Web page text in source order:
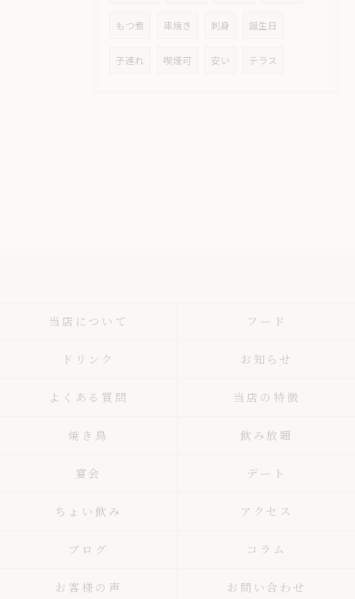
もつ煮 串焼き 刺身 誕生日
子連れ 喫煙可 安い テラス
当店について フード
ドリンク お知らせ
よくある質問 当店の特徴
焼き鳥 飲み放題
宴会 デート
ちょい飲み アクセス
ブログ コラム
お客様の声 お問い合わせ